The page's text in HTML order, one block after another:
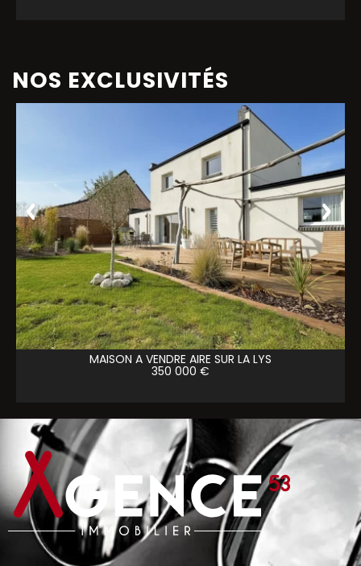
NOS EXCLUSIVITÉS
MAISON A VENDRE AIRE SUR LA LYS
350 000 €